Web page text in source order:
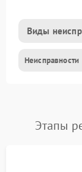
Виды
Неисправности
Этапы